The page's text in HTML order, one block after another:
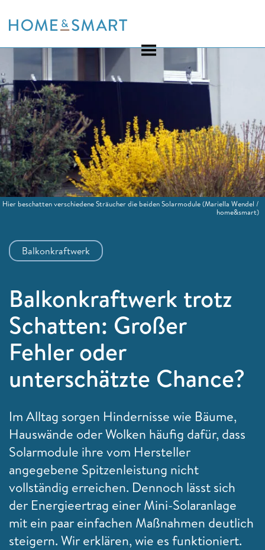
to
Balkonkraftwerk
Balkonkraftwerk trotz
Schatten: Großer
Fehler oder
unterschätzte Chance?
Im Alltag sorgen Hindernisse wie Bäume,
Hauswände oder Wolken häufig dafür, dass
Solarmodule ihre vom Hersteller
angegebene Spitzenleistung nicht
vollständig erreichen. Dennoch lässt sich
der Energieertrag einer Mini-Solaranlage
mit ein paar einfachen Maßnahmen deutlich
steigern. Wir erklären, wie es funktioniert.
Hier beschatten verschiedene Sträucher die beiden Solarmodule(Mariella Wendel /
home&smart)